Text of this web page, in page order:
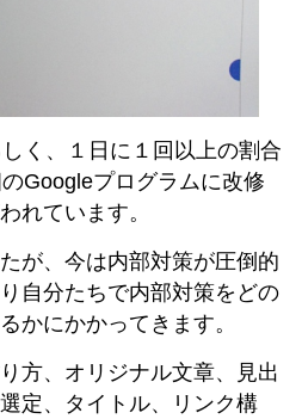
く、１日に１回以上の割合
Googleプログラムに改修
れています。
が、今は内部対策が圧倒的
自分たちで内部対策をどの
かにかかってきます。
方、オリジナル文章、見出
定、タイトル、リンク構